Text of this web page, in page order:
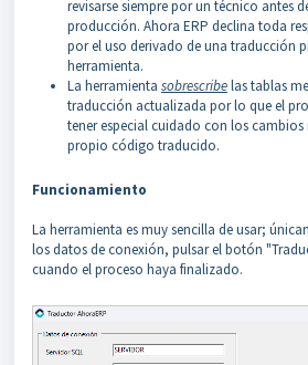
revisarse siempre por un técnico antes
producción. Ahora ERP declina toda
por el uso derivado de una traducción
herramienta.
La herramienta sobrescribelas tablas
traducción actualizada por lo que el
tener especial cuidado con los cambios
propio código traducido.
Funcionamiento
La herramienta es muy sencilla de usar;
los datos de conexión, pulsar el botón
cuando el proceso haya finalizado.